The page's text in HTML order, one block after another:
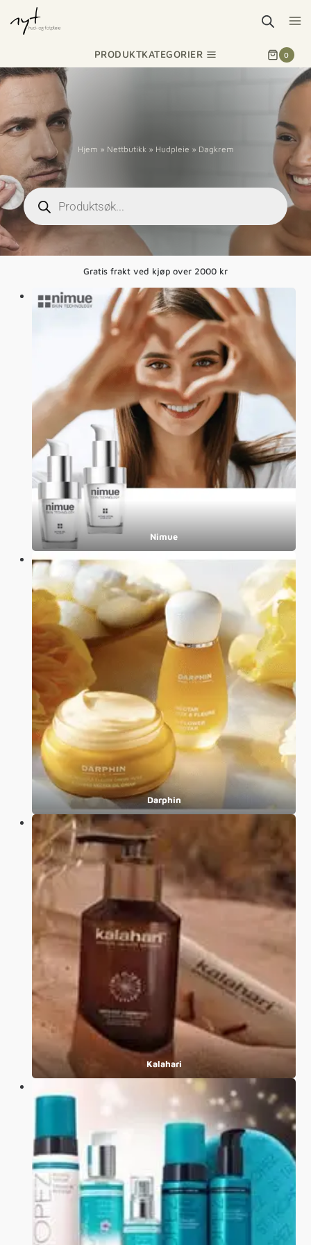
PRODUKTKATEGORIER 0
Hjem » Nettbutikk» Hudpleie » Dagkrem
Gratis frakt ved kjøp over 2000 kr
Nimue
Darphin
Kalahari